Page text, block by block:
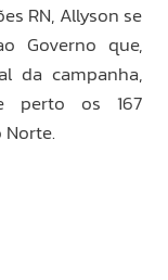
RN, Allyson se
Governo que,
da campanha,
perto os 167